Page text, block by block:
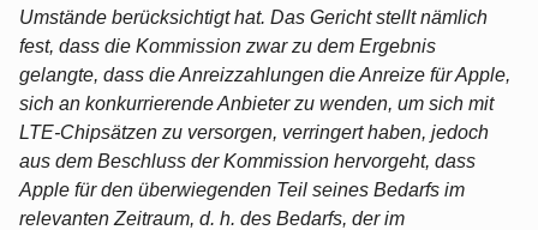
Umstände berücksichtigt hat. Das Gericht stellt nämlich
fest, dass die Kommission zwar zu dem Ergebnis
gelangte, dass die Anreizzahlungen die Anreize für Apple,
sich an konkurrierende Anbieter zu wenden, um sich mit
LTE-Chipsätzen zu versorgen, verringert haben, jedoch
aus dem Beschluss der Kommission hervorgeht, dass
Apple für den überwiegenden Teil seines Bedarfs im
relevanten Zeitraum, d. h. des Bedarfs, der im